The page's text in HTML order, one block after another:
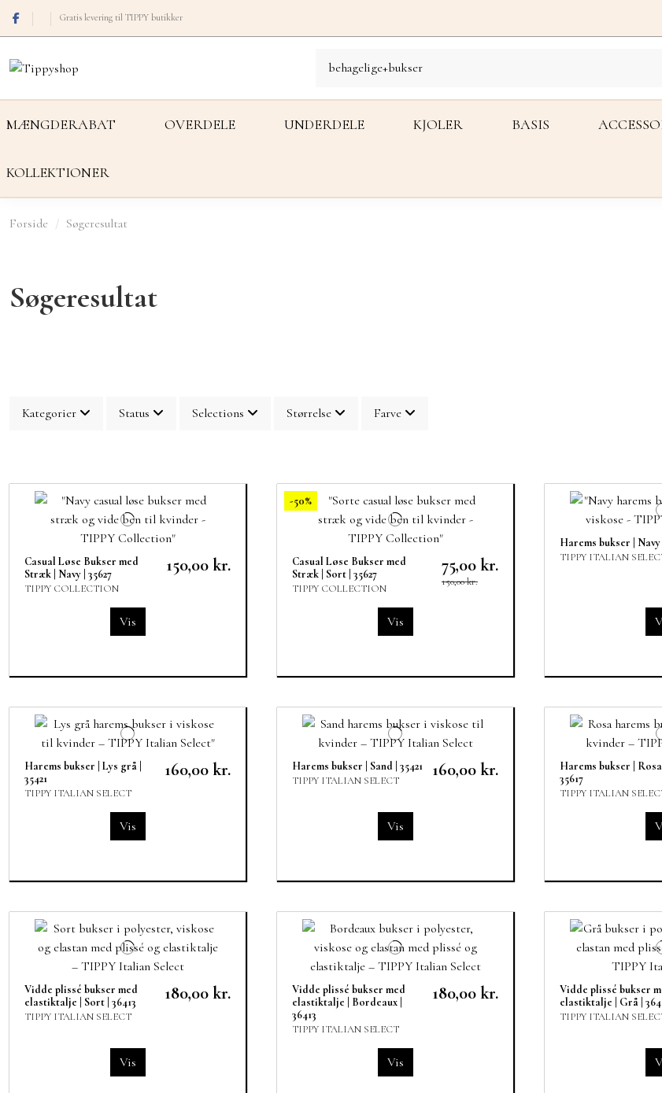
Gratis levering til TIPPY butikker
MÆNGDERABAT OVERDELE UNDERDELE KJOLER BASIS
KOLLEKTIONER
Forside Søgeresultat
Søgeresultat
Kategorier Status Selections Størrelse Farve
Casual Løse Bukser med
Stræk | Navy | 35627
TIPPY COLLECTION
150,00 kr.
Vis
-50%
Casual Løse Bukser med
Stræk | Sort | 35627
TIPPY COLLECTION
75,00 kr.
150,00 kr.
Vis
Harems bukser | Navy
TIPPY ITALIAN
Harems bukser | Lys grå |
35421
TIPPY ITALIAN SELECT
160,00 kr.
Vis
Harems bukser | Sand | 35421
TIPPY ITALIAN SELECT
160,00 kr.
Vis
Harems bukser | Rosa |
35617
TIPPY ITALIAN
Vidde plissé bukser med
elastiktalje | Sort | 36413
TIPPY ITALIAN SELECT
180,00 kr.
Vis
Vidde plissé bukser med
elastiktalje | Bordeaux |
36413
TIPPY ITALIAN SELECT
180,00 kr.
Vis
Vidde plissé bukser
elastiktalje | Grå |
TIPPY ITALIAN